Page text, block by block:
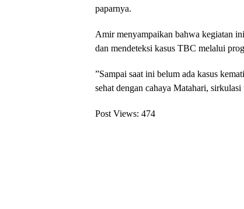
paparnya.
​Amir menyampaikan bahwa kegiatan
dan mendeteksi kasus TBC melalui
​”Sampai saat ini belum ada kasus
sehat dengan cahaya Matahari,
Post Views: 474